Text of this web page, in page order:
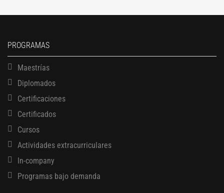
PROGRAMAS
Maestrías
Diplomados
Certificaciones
Certificados
Cursos
Actividades extracurriculares
In-company
Programas bajo demanda